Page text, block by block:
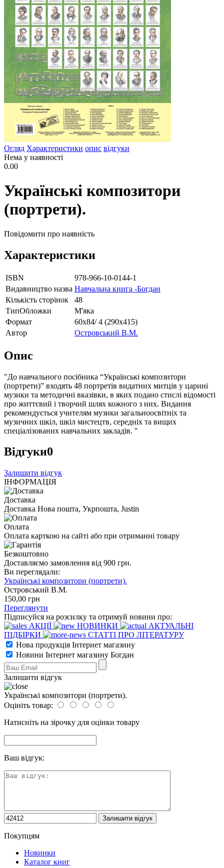
Огляд Характеристики опис відгуки
Нема у наявності
0.00
Українські композитори
(портрети).
Повідомити про наявність
Характеристики
ISBN
978-966-10-0144-1
Видавництво назва Навчальна книга -Богдан
Кількість сторінок
48
ТипОбложки
М'яка
Формат
60х84/ 4 (290х415)
Автор
Островський В.М.
Опис
"До навчального посібника “Українські композитори
(портрети)” входять 48 портретів видатних митців у царині
музики та методичні вказівки, в яких подано стислі відомості
про життєвий і творчий шлях кожного з них. Видання
рекомендується учителям музики загальноосвітніх та
музичних шкіл, шкіл мистецтв, середніх та вищих
спеціалізованих навчальних закладів. "
Відгуки0
Залишити відгук
ІНФОРМАЦІЯ
Доставка
Доставка Нова пошта, Укрпошта, Justin
Оплата
Оплата карткою на сайті або при отриманні товару
Безкоштовно
Доставляємо замовлення від 900 грн.
Ви переглядали:
Українські композитори (портрети).
Островський В.М.
150,00 грн
Переглянути
Підписуйся на розсилку та отримуй новини про:
АКЦІЇ
НОВИНКИ
АКТУАЛЬНІ
ПІДБІРКИ
СТАТТІ ПРО ЛІТЕРАТУРУ
Нова продукція Інтернет магазину
Новини Інтернет магазину Богдан
Залишити відгук
Українські композитори (портрети).
Оцініть товар:
Натисніть на зірочку для оцінки товару
Ваш відгук:
Покупцям
Новинки
Каталог книг